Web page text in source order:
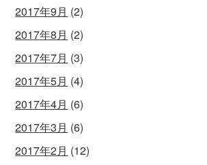
2017年9月 (2)
2017年8月 (2)
2017年7月 (3)
2017年5月 (4)
2017年4月 (6)
2017年3月 (6)
2017年2月 (12)